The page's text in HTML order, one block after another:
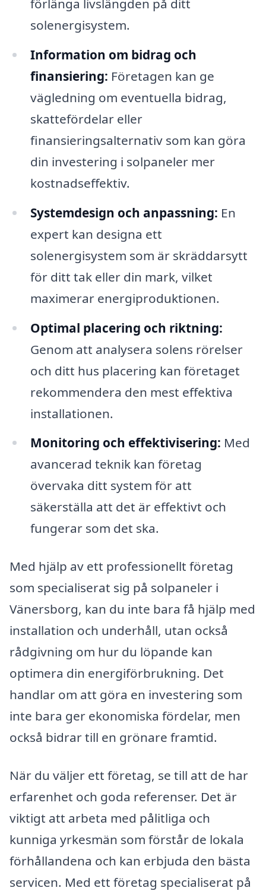
förlänga livslängden på ditt
solenergisystem.
Information om bidrag och
finansiering: Företagen kan ge
vägledning om eventuella bidrag,
skattefördelar eller
finansieringsalternativ som kan göra
din investering i solpaneler mer
kostnadseffektiv.
Systemdesign och anpassning: En
expert kan designa ett
solenergisystem som är skräddarsytt
för ditt tak eller din mark, vilket
maximerar energiproduktionen.
Optimal placering och riktning:
Genom att analysera solens rörelser
och ditt hus placering kan företaget
rekommendera den mest effektiva
installationen.
Monitoring och effektivisering: Med
avancerad teknik kan företag
övervaka ditt system för att
säkerställa att det är effektivt och
fungerar som det ska.
Med hjälp av ett professionellt företag
som specialiserat sig på solpaneler i
Vänersborg, kan du inte bara få hjälp med
installation och underhåll, utan också
rådgivning om hur du löpande kan
optimera din energiförbrukning. Det
handlar om att göra en investering som
inte bara ger ekonomiska fördelar, men
också bidrar till en grönare framtid.
När du väljer ett företag, se till att de har
erfarenhet och goda referenser. Det är
viktigt att arbeta med pålitliga och
kunniga yrkesmän som förstår de lokala
förhållandena och kan erbjuda den bästa
servicen. Med ett företag specialiserat på